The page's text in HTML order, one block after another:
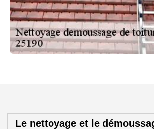
Le nettoyage et le